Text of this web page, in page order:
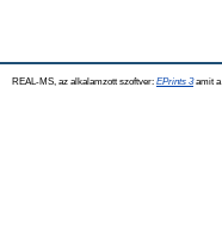
REAL-MS, az alkalamzott szoftver: EPrints 3amit a